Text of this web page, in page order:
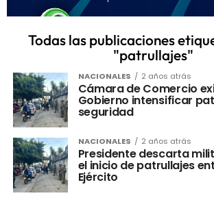
Todas las publicaciones
"patrullajes"
NACIONALES 2 años atrás
Cámara de Comercio
Gobierno intensificar
seguridad
NACIONALES 2 años atrás
Presidente descarta
el inicio de patrullajes
Ejército